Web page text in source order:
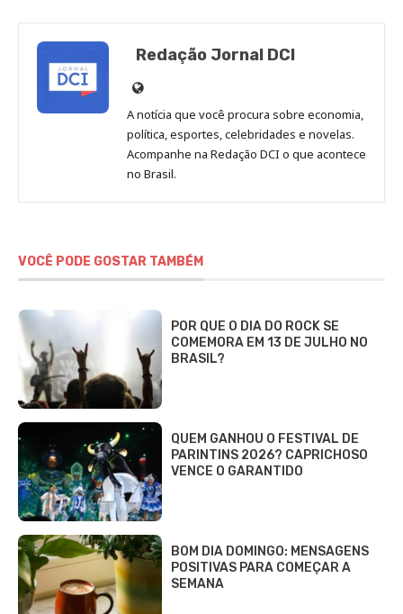
Redação Jornal DCI
Site
de
Redação
Jornal
DCI
A notícia que você procura sobre economia,
política, esportes, celebridades e novelas.
Acompanhe na Redação DCI o que acontece
no Brasil.
VOCÊ PODE GOSTAR TAMBÉM
POR QUE O DIA DO ROCK SE
COMEMORA EM 13 DE JULHO NO
BRASIL?
QUEM GANHOU O FESTIVAL DE
PARINTINS 2026? CAPRICHOSO
VENCE O GARANTIDO
BOM DIA DOMINGO: MENSAGENS
POSITIVAS PARA COMEÇAR A
SEMANA